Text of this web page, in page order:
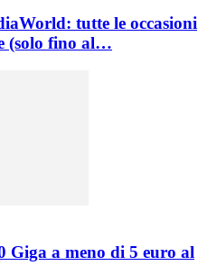
tutte le occasioni
(solo fino al…
Giga a meno di 5 euro al